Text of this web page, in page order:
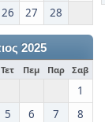
26 27 28
2025
Τετ Πεμ Παρ Σαβ
1
5 6 7
8